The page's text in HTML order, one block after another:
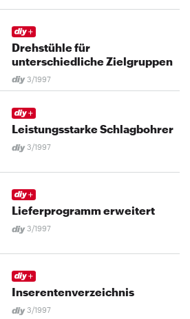
Drehstühle für
unterschiedliche Zielgruppen
3/1997
Leistungsstarke Schlagbohrer
3/1997
Lieferprogramm erweitert
3/1997
Inserentenverzeichnis
3/1997